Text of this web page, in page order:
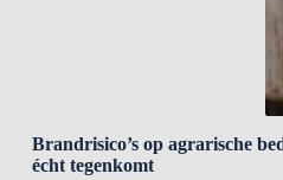
Brandrisico’s op agrarische
écht tegenkomt